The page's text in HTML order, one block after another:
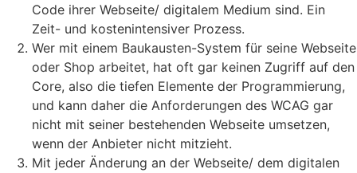
Code ihrer Webseite/ digitalem Medium sind. Ein
Zeit- und kostenintensiver Prozess.
Wer mit einem Baukausten-System für seine Webseite
oder Shop arbeitet, hat oft gar keinen Zugriff auf den
Core, also die tiefen Elemente der Programmierung,
und kann daher die Anforderungen des WCAG gar
nicht mit seiner bestehenden Webseite umsetzen,
wenn der Anbieter nicht mitzieht.
Mit jeder Änderung an der Webseite/ dem digitalen